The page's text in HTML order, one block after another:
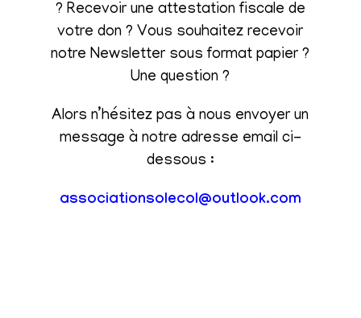
? Recevoir une attestation fiscale de
votre don ? Vous souhaitez recevoir
notre Newsletter sous format papier ?
Une question ?
Alors n’hésitez pas à nous envoyer un
message à notre adresse email ci-
dessous :
associationsolecol@outlook.com